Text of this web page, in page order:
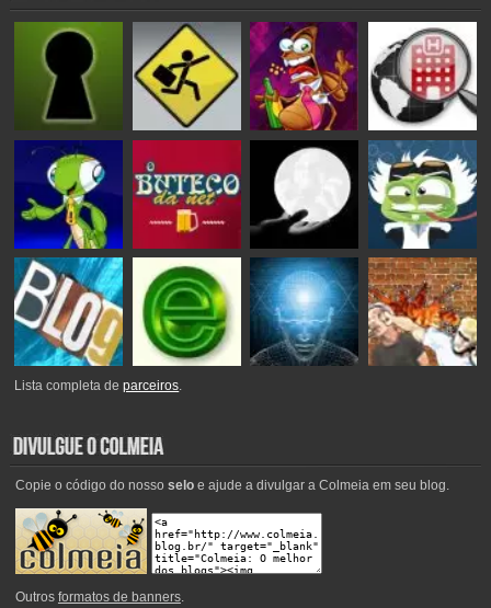
Lista completa deparceiros.
Copie o código do nosso seloe ajude a divulgar a Colmeia em seu blog.
Outros formatos de banners.